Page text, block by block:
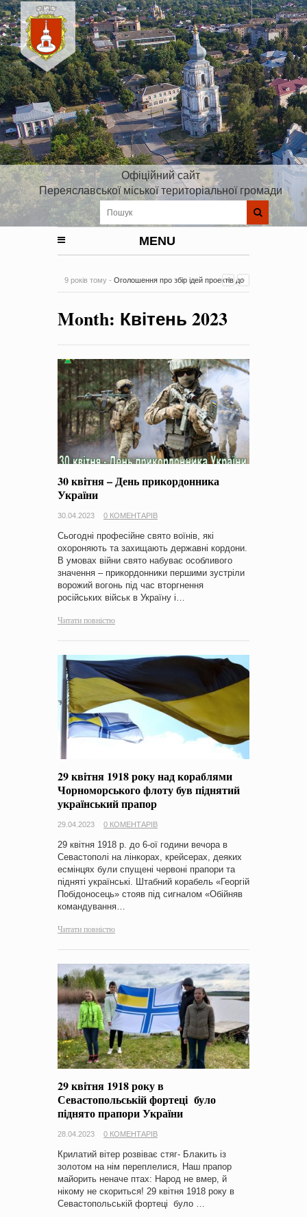
Офіційний сайт
Переяславської міської територіальної громади
MENU
9 років тому - Оголошення про збір ідей проектів до
на період 2018 – 2020 роки Оголошення про збір ідей
проектів-0 Коментарів
Month: Квітень 2023
30 квітня – День прикордонника
України
30.04.2023 0 КОМЕНТАРІВ
Сьогодні професійне свято воїнів, які
охороняють та захищають державні кордони.
В умовах війни свято набуває особливого
значення – прикордонники першими зустріли
ворожий вогонь під час вторгнення
російських військ в Україну і…
Читати повністю
29 квітня 1918 року над кораблями
Чорноморського флоту був піднятий
український прапор
29.04.2023 0 КОМЕНТАРІВ
29 квітня 1918 р. до 6-ої години вечора в
Севастополі на лінкорах, крейсерах, деяких
есмінцях були спущені червоні прапори та
підняті українські. Штабний корабель «Георгій
Побідоносець» стояв під сигналом «Обійняв
командування…
Читати повністю
29 квітня 1918 року в
Севастопольській фортеці було
піднято прапори України
28.04.2023 0 КОМЕНТАРІВ
Крилатий вітер розвіває стяг- Блакить із
золотом на нім переплелися, Наш прапор
майорить неначе птах: Народ не вмер, й
нікому не скориться! 29 квітня 1918 року в
Севастопольській фортеці було …